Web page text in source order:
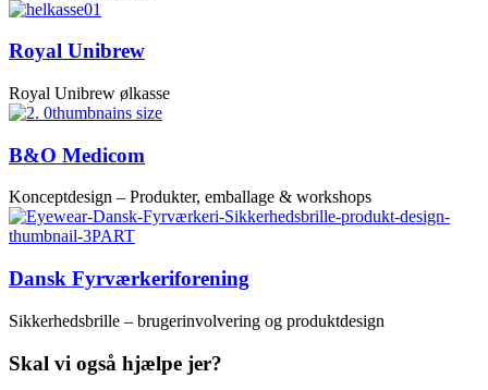
Royal Unibrew
Royal Unibrew ølkasse
B&O Medicom
Konceptdesign – Produkter, emballage & workshops
Dansk Fyrværkeriforening
Sikkerhedsbrille – brugerinvolvering og produktdesign
Skal vi også hjælpe jer?